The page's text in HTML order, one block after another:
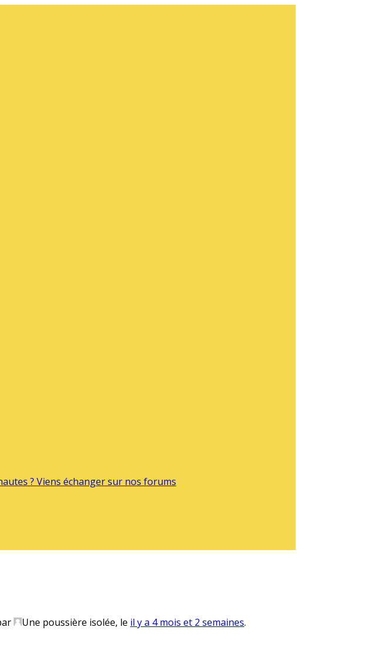
? Viens échanger sur nos forums
Une poussière isolée, le il y a 4 mois et 2 semaines.